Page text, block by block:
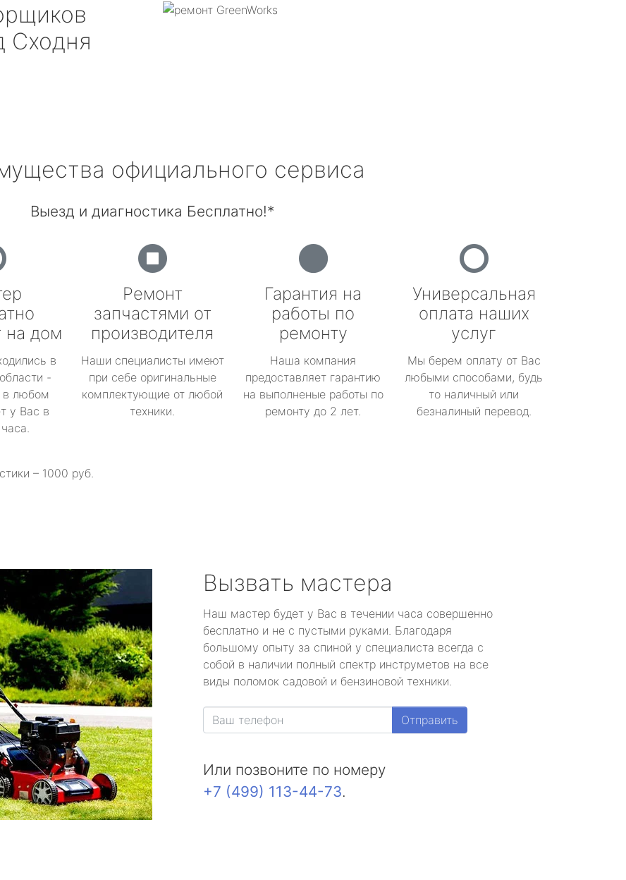
Сходня
официального сервиса
Выезд и диагностика Бесплатно!*
на дом
в
-
в любом
у Вас в
Ремонт
запчастями от
производителя
Наши специалисты имеют
при себе оригинальные
комплектующие от любой
техники.
Гарантия на
работы по
ремонту
Наша компания
предоставляет гарантию
на выполненые работы по
ремонту до 2 лет.
Универсальная
оплата наших
услуг
Мы берем оплату от Вас
любыми способами, будь
то наличный или
безналиный перевод.
– 1000 руб.
Вызвать мастера
Наш мастер будет у Вас в течении часа совершенно
бесплатно и не с пустыми руками. Благодаря
большому опыту за спиной у специалиста всегда с
собой в наличии полный спектр инструметов на все
виды поломок садовой и бензиновой техники.
Отправить
Или позвоните по номеру
+7 (499) 113-44-73.